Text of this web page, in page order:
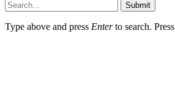
Submit
Type above and press Enterto search. Press